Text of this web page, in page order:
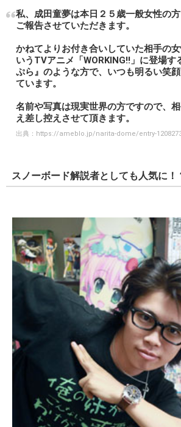
私、成田童夢は本日２５歳一般女性の
ご報告させていただきます。
かねてよりお付き合いしていた相手の
いうTVアニメ「WORKING!!」に登場す
ぷら』のような方で、いつも明るい笑
ています。
名前や写真は現実世界の方ですので、
え差し控えさせて頂きます。
出典： https://ameblo.jp/narita-dome/entry-
スノーボード解説者としても人気に！